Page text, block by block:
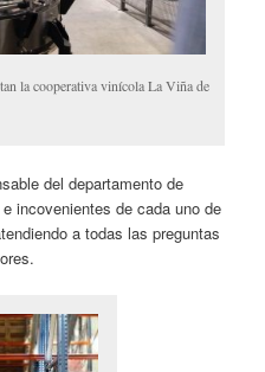
la cooperativa vinícola La Viña de
del departamento de
incovenientes de cada uno de
a todas las preguntas